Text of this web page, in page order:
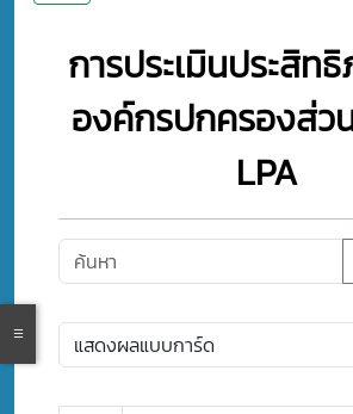
การประเมินประสิท
องค์กรปกครองส่ว
LPA